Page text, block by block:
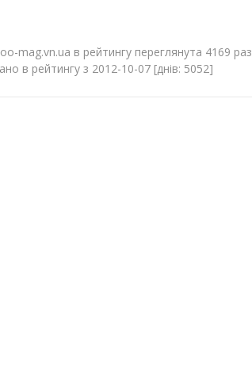
mag.vn.ua в рейтингу переглянута 4169 раз
в рейтингу з 2012-10-07 [днів: 5052]